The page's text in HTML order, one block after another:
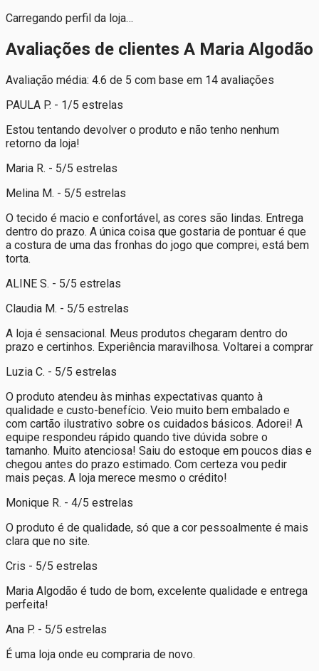
Carregando perfil da loja…
Avaliações de clientes A Maria Algodão
Avaliação média: 4.6 de 5 com base em 14 avaliações
PAULA P. - 1/5 estrelas
Estou tentando devolver o produto e não tenho nenhum
retorno da loja!
Maria R. - 5/5 estrelas
Melina M. - 5/5 estrelas
O tecido é macio e confortável, as cores são lindas. Entrega
dentro do prazo. A única coisa que gostaria de pontuar é que
a costura de uma das fronhas do jogo que comprei, está bem
torta.
ALINE S. - 5/5 estrelas
Claudia M. - 5/5 estrelas
A loja é sensacional. Meus produtos chegaram dentro do
prazo e certinhos. Experiência maravilhosa. Voltarei a comprar
Luzia C. - 5/5 estrelas
O produto atendeu às minhas expectativas quanto à
qualidade e custo-benefício. Veio muito bem embalado e
com cartão ilustrativo sobre os cuidados básicos. Adorei! A
equipe respondeu rápido quando tive dúvida sobre o
tamanho. Muito atenciosa! Saiu do estoque em poucos dias e
chegou antes do prazo estimado. Com certeza vou pedir
mais peças. A loja merece mesmo o crédito!
Monique R. - 4/5 estrelas
O produto é de qualidade, só que a cor pessoalmente é mais
clara que no site.
Cris - 5/5 estrelas
Maria Algodão é tudo de bom, excelente qualidade e entrega
perfeita!
Ana P. - 5/5 estrelas
É uma loja onde eu compraria de novo.